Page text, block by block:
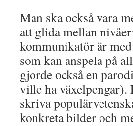
Man ska också vara
att glida mellan
kommunikatör är
som kan anspela på
gjorde också en
ville ha
skriva
konkreta bilder och